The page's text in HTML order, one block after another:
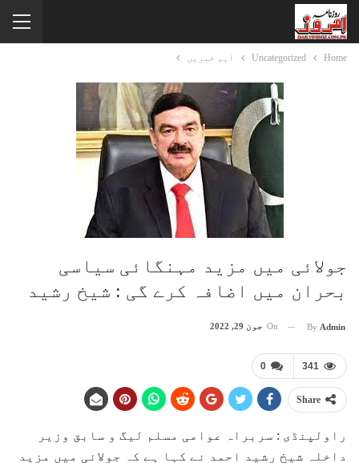
Home
Uncategorized اہم خبریں
جولائی میں مزید مہنگائی سیاسی
بحران میں اضافہ کرے گی : شیخ رشید
By Admin
On جون 29, 2022
0 341
Share
راولپنڈی : سربراہ عوامی مسلم لیگ و سابق وزیر
داخلہ شیخ رشید احمد نے کہا ہے کہ جولائی میں مزید